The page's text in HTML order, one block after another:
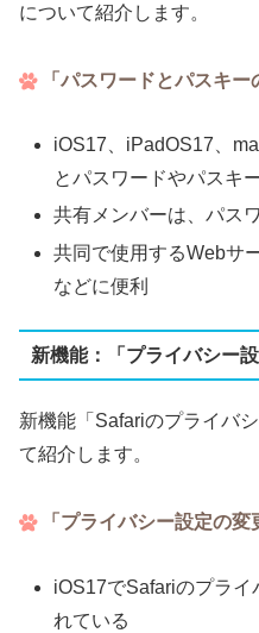
について紹介します。
「パスワードとパスキ
iOS17、iPadOS17、
とパスワードやパスキ
共有メンバーは、パス
共同で使用するWebサ
などに便利
新機能：「プライバシー設
新機能「Safariのプライバ
て紹介します。
「プライバシー設定の
iOS17でSafariのプライ
れている